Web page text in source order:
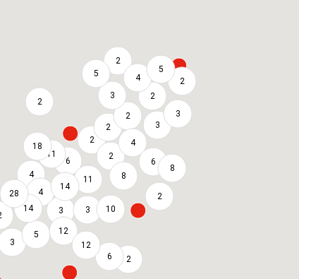
2
28
18
4
11
14
5
3
4
5
6
14
2
3
2
3
2
4
12
11
2
2
3
5
12
4
2
8
10
3
2
6
6
3
8
2
2